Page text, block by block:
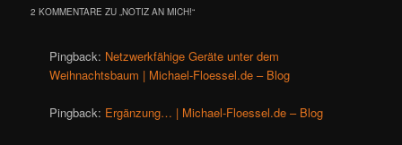
2 KOMMENTARE ZU „NOTIZ AN MICH!“
Pingback: Netzwerkfähige Geräte unter dem
Weihnachtsbaum | Michael-Floessel.de – Blog
Pingback: Ergänzung… | Michael-Floessel.de – Blog